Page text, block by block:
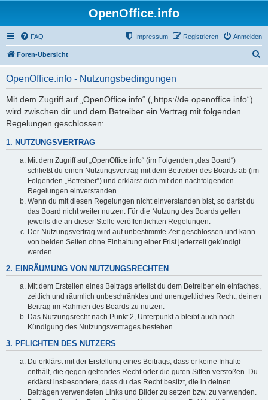
OpenOffice.info
FAQ Anmelden
Registrieren
Impressum
Foren-Übersicht
OpenOffice.info - Nutzungsbedingungen
Mit dem Zugriff auf „OpenOffice.info“ („https://de.openoffice.info“)
wird zwischen dir und dem Betreiber ein Vertrag mit folgenden
Regelungen geschlossen:
1. NUTZUNGSVERTRAG
Mit dem Zugriff auf „OpenOffice.info“ (im Folgenden „das Board“)
schließt du einen Nutzungsvertrag mit dem Betreiber des Boards ab (im
Folgenden „Betreiber“) und erklärst dich mit den nachfolgenden
Regelungen einverstanden.
Wenn du mit diesen Regelungen nicht einverstanden bist, so darfst du
das Board nicht weiter nutzen. Für die Nutzung des Boards gelten
jeweils die an dieser Stelle veröffentlichten Regelungen.
Der Nutzungsvertrag wird auf unbestimmte Zeit geschlossen und kann
von beiden Seiten ohne Einhaltung einer Frist jederzeit gekündigt
werden.
2. EINRÄUMUNG VON NUTZUNGSRECHTEN
Mit dem Erstellen eines Beitrags erteilst du dem Betreiber ein einfaches,
zeitlich und räumlich unbeschränktes und unentgeltliches Recht, deinen
Beitrag im Rahmen des Boards zu nutzen.
Das Nutzungsrecht nach Punkt 2, Unterpunkt a bleibt auch nach
Kündigung des Nutzungsvertrages bestehen.
3. PFLICHTEN DES NUTZERS
Du erklärst mit der Erstellung eines Beitrags, dass er keine Inhalte
enthält, die gegen geltendes Recht oder die guten Sitten verstoßen. Du
erklärst insbesondere, dass du das Recht besitzt, die in deinen
Beiträgen verwendeten Links und Bilder zu setzen bzw. zu verwenden.